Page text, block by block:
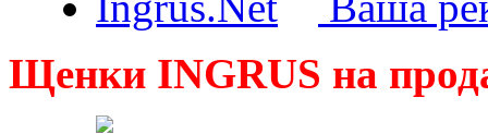
Щенки INGRUS на